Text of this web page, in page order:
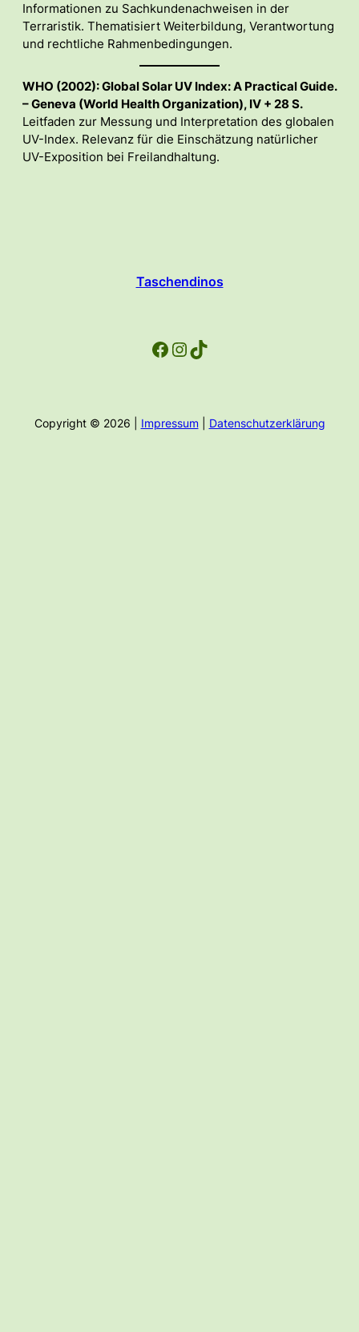
Informationen zu Sachkundenachweisen in der
Terraristik. Thematisiert Weiterbildung, Verantwortung
und rechtliche Rahmenbedingungen.
WHO (2002): Global Solar UV Index: A Practical Guide.
– Geneva (World Health Organization), IV + 28 S.
Leitfaden zur Messung und Interpretation des globalen
UV-Index. Relevanz für die Einschätzung natürlicher
UV-Exposition bei Freilandhaltung.
Taschendinos
Facebook InstagramTikTok
Copyright © 2026 | Impressum Datenschutzerklärung